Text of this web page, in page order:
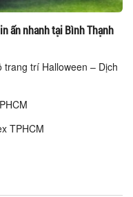
ấn nhanh tại Bình Thạnh
trí Halloween – Dịch
TPHCM